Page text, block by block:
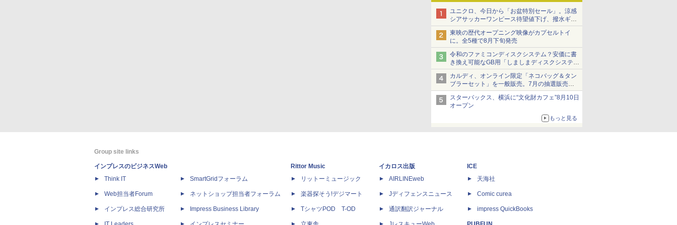
ユニクロ、今日から「お盆特別セール」。涼感
シアサッカーワンピース待望値下げ、撥水ギア
ショーツは1990円に
東映の歴代オープニング映像がカプセルトイ
に。全5種で8月下旬発売
令和のファミコンディスクシステム？安価に書
き換え可能なGB用「しましまディスクシステ
ム」
カルディ、オンライン限定「ネコバッグ＆タン
ブラーセット」を一般販売。7月の抽選販売の
当選無効分
スターバックス、横浜に“文化財カフェ”8月10日
オープン
もっと見る
Group site links
インプレスのビジネスWeb
Think IT
Web担当者Forum
インプレス総合研究所
SmartGridフォーラム
ネットショップ担当者フォーラム
Impress Business Library
Rittor Music
リットーミュージック
楽器探そう!デジマート
TシャツPOD T-OD
イカロス出版
AIRLINEweb
Jディフェンスニュース
通訳翻訳ジャーナル
ICE
天海社
Comic curea
impress QuickBooks